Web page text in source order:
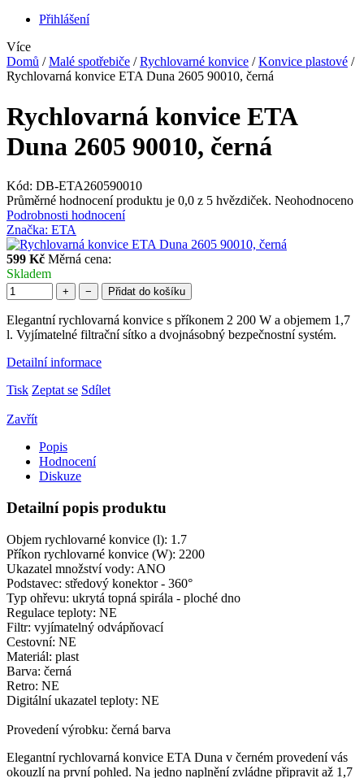
Přihlášení
Více
Domů / Malé spotřebiče / Rychlovarné konvice / Konvice plastové /
Rychlovarná konvice ETA Duna 2605 90010, černá
Rychlovarná konvice ETA
Duna 2605 90010, černá
Kód: DB-ETA260590010
Průměrné hodnocení produktu je 0,0 z 5 hvězdiček. Neohodnoceno
Podrobnosti hodnocení
Značka: ETA
599 Kč Měrná cena:
Skladem
+ − Přidat do košíku
Elegantní rychlovarná konvice s příkonem 2 200 W a objemem 1,7
l. Vyjímatelné filtrační sítko a dvojnásobný bezpečnostní systém.
Detailní informace
Tisk Zeptat se Sdílet
Zavřít
Popis
Hodnocení
Diskuze
Detailní popis produktu
Objem rychlovarné konvice (l): 1.7
Příkon rychlovarné konvice (W): 2200
Ukazatel množství vody: ANO
Podstavec: středový konektor - 360°
Typ ohřevu: ukrytá topná spirála - ploché dno
Regulace teploty: NE
Filtr: vyjímatelný odvápňovací
Cestovní: NE
Materiál: plast
Barva: černá
Retro: NE
Digitální ukazatel teploty: NE
Provedení výrobku: černá barva
Elegantní rychlovarná konvice ETA Duna v černém provedení vás
okouzlí na první pohled. Na jedno naplnění zvládne připravit až 1,7